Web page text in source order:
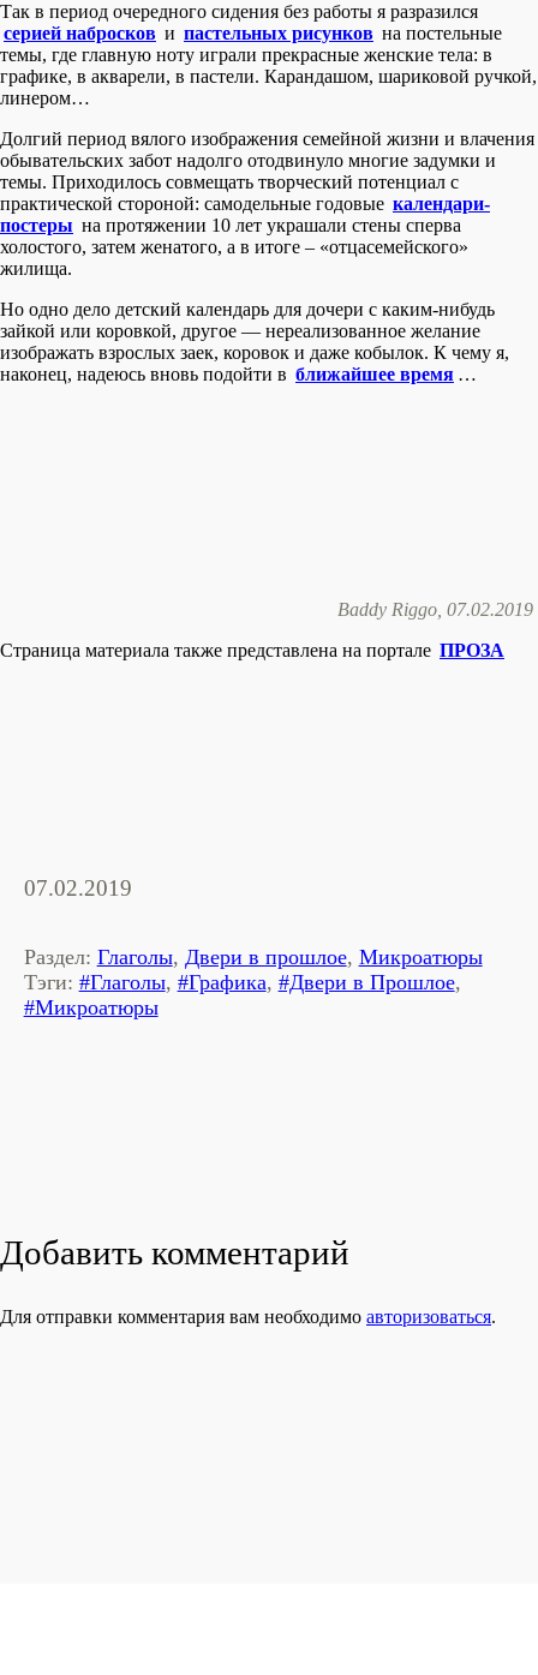
Так в период очередного сидения без работы я разразился
серией набросков и пастельных рисунков на постельные
темы, где главную ноту играли прекрасные женские тела: в
графике, в акварели, в пастели. Карандашом, шариковой ручкой,
линером…
Долгий период вялого изображения семейной жизни и влачения
обывательских забот надолго отодвинуло многие задумки и
темы. Приходилось совмещать творческий потенциал с
практической стороной: самодельные годовые календари-
постеры на протяжении 10 лет украшали стены сперва
холостого, затем женатого, а в итоге – «отцасемейского»
жилища.
Но одно дело детский календарь для дочери с каким-нибудь
зайкой или коровкой, другое — нереализованное желание
изображать взрослых заек, коровок и даже кобылок. К чему я,
наконец, надеюсь вновь подойти в ближайшее время …
Baddy Riggo, 07.02.2019
Страница материала также представлена на портале ПРОЗА
07.02.2019
Раздел: Глаголы, Двери в прошлое, Микроатюры
Тэги: #Глаголы, #Графика, #Двери в Прошлое,
#Микроатюры
Добавить комментарий
Для отправки комментария вам необходимо авторизоваться.